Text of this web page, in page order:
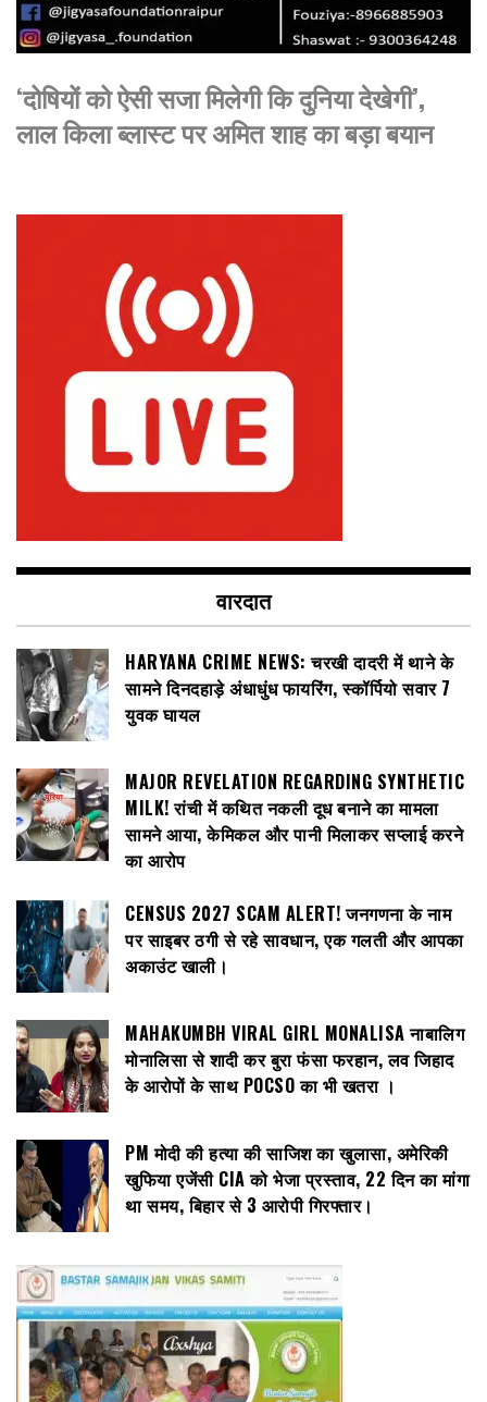
‘दोषियों को ऐसी सजा मिलेगी कि दुनिया देखेगी’,
लाल किला ब्लास्ट पर अमित शाह का बड़ा बयान
वारदात
HARYANA CRIME NEWS: चरखी दादरी में थाने के
सामने दिनदहाड़े अंधाधुंध फायरिंग, स्कॉर्पियो सवार 7
युवक घायल
MAJOR REVELATION REGARDING SYNTHETIC
MILK! रांची में कथित नकली दूध बनाने का मामला
सामने आया, केमिकल और पानी मिलाकर सप्लाई करने
का आरोप
CENSUS 2027 SCAM ALERT! जनगणना के नाम
पर साइबर ठगी से रहे सावधान, एक गलती और आपका
अकाउंट खाली।
MAHAKUMBH VIRAL GIRL MONALISA नाबालिग
मोनालिसा से शादी कर बुरा फंसा फरहान, लव जिहाद
के आरोपों के साथ POCSO का भी खतरा ।
PM मोदी की हत्या की साजिश का खुलासा, अमेरिकी
खुफिया एजेंसी CIA को भेजा प्रस्ताव, 22 दिन का मांगा
था समय, बिहार से 3 आरोपी गिरफ्तार।